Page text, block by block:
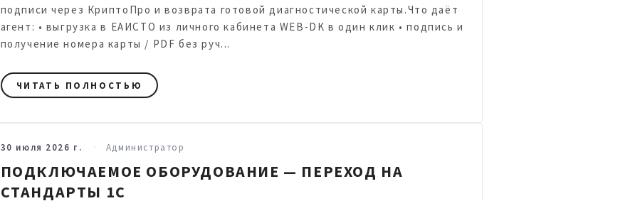
подписи через КриптоПро и возврата готовой диагностической карты.Что даёт
агент: • выгрузка в ЕАИСТО из личного кабинета WEB-DK в один клик • подпись и
получение номера карты / PDF без руч...
ЧИТАТЬ ПОЛНОСТЬЮ
30 июля 2026 г. Администратор
ПОДКЛЮЧАЕМОЕ ОБОРУДОВАНИЕ — ПЕРЕХОД НА
СТАНДАРТЫ 1С